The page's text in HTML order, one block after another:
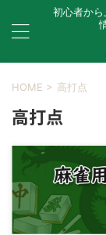
初心者か
HOME > 高打点
高打点